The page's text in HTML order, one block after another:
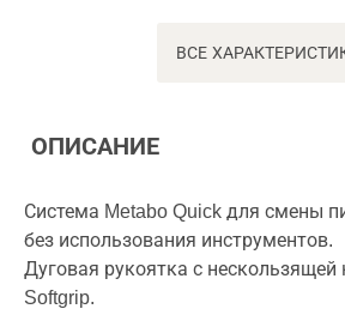
ВСЕ
ОПИСАНИЕ
Система Metabo Quick для смены
без использования инструментов.
Дуговая рукоятка с нескользящей
Softgrip.